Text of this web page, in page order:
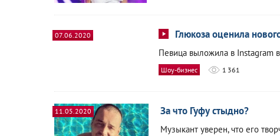
07.06.2020 Глюкоза оценила
Певица выложила в Instagram
Шоу-бизнес 1 361
11.05.2020 За что Гуфу стыдно?
Музыкант уверен, что его